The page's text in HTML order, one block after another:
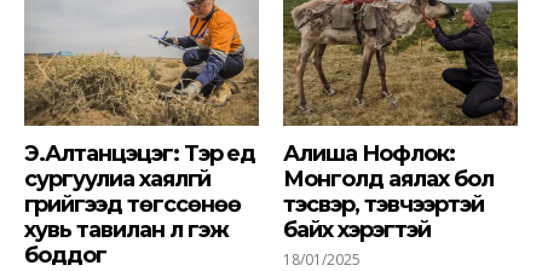
Э.Алтанцэцэг: Тэр үед
сургуулиа хаялгүй
гүрийгээд төгссөнөө
хувь тавилан л гэж
боддог
Алиша Нофлок:
Монголд аялах бол
тэсвэр, тэвчээртэй
байх хэрэгтэй
18/01/2025